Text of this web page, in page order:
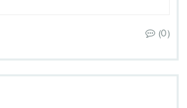
(0)